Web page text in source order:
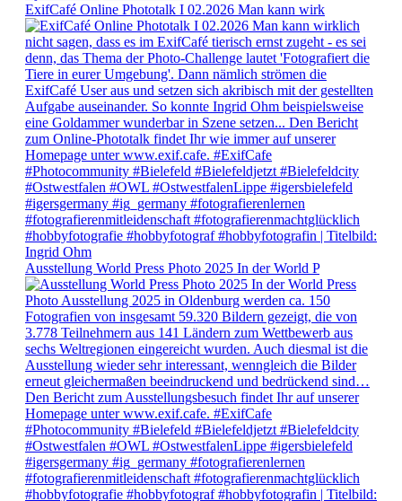
ExifCafé Online Phototalk I 02.2026 Man kann wirk
Ausstellung World Press Photo 2025 In der World P